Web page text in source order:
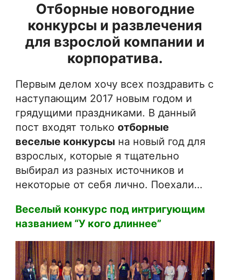
Отборные новогодние
конкурсы и развлечения
для взрослой компании и
корпоратива.
Первым делом хочу всех поздравить с
наступающим 2017 новым годом и
грядущими праздниками. В данный
пост входят только отборные
веселые конкурсы на новый год для
взрослых, которые я тщательно
выбирал из разных источников и
некоторые от себя лично. Поехали…
Веселый конкурс под интригующим
названием “У кого длиннее”